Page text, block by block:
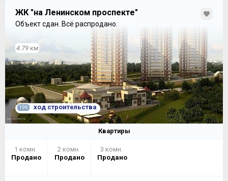
ЖК "на Ленинском проспекте"
Объект сдан. Всё распродано.
4.79 км
199 ход строительства
Квартиры
1 комн.
Продано
2 комн.
Продано
3 комн.
Продано